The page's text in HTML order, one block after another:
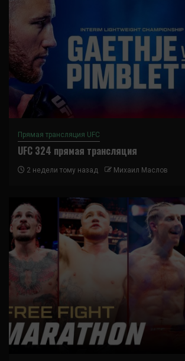
Прямая трансляция UFC
UFC 324 прямая трансляция
2 недели тому назад Михаил Маслов